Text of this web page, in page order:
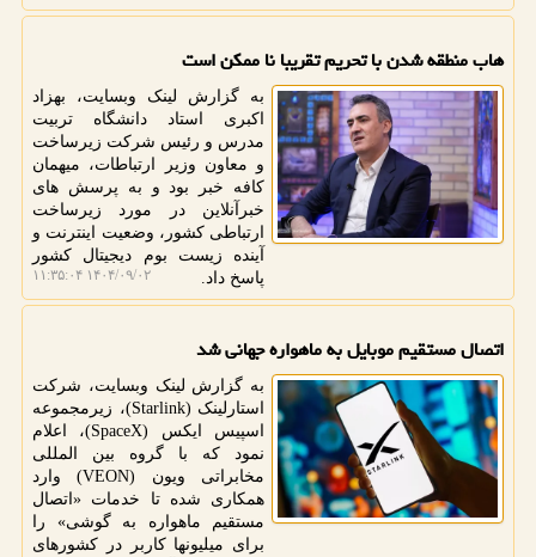
هاب منطقه شدن با تحریم تقریبا نا ممکن است
به گزارش لینک وبسایت، بهزاد
اکبری استاد دانشگاه تربیت
مدرس و رئیس شرکت زیرساخت
و معاون وزیر ارتباطات، میهمان
کافه خبر بود و به پرسش های
خبرآنلاین در مورد زیرساخت
ارتباطی کشور، وضعیت اینترنت و
آینده زیست بوم دیجیتال کشور
پاسخ داد.
۱۴۰۴/۰۹/۰۲ ۱۱:۳۵:۰۴
اتصال مستقیم موبایل به ماهواره جهانی شد
به گزارش لینک وبسایت، شرکت
استارلینک (Starlink)، زیرمجموعه
اسپیس ایکس (SpaceX)، اعلام
نمود که با گروه بین المللی
مخابراتی ویون (VEON) وارد
همکاری شده تا خدمات «اتصال
مستقیم ماهواره به گوشی» را
برای میلیونها کاربر در کشورهای